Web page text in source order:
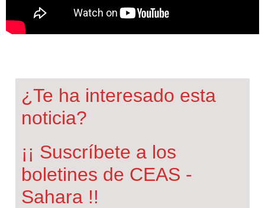
¿Te ha interesado esta
noticia?
¡¡ Suscríbete a los
boletines de CEAS -
Sahara !!